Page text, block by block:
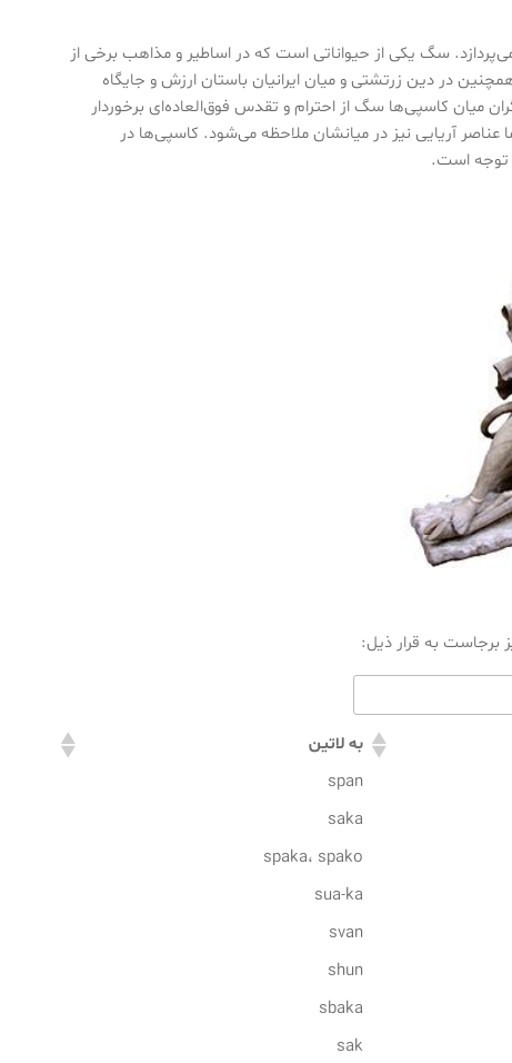
سگ یکی از حیواناتی است که در اساطیر و مذاهب برخی از
در دین زرتشتی و میان ایرانیان باستان ارزش و جایگاه
میان کاسپی‌ها سگ از احترام و تقدس فوق‌العاده‌ای برخوردار
عناصر آریایی نیز در میانشان ملاحظه می‌شود. کاسپی‌ها در
توجه است.
برجاست به قرار ذیل:
به لاتین
span
saka
spaka، spako
sua-ka
svan
shun
sbaka
sak